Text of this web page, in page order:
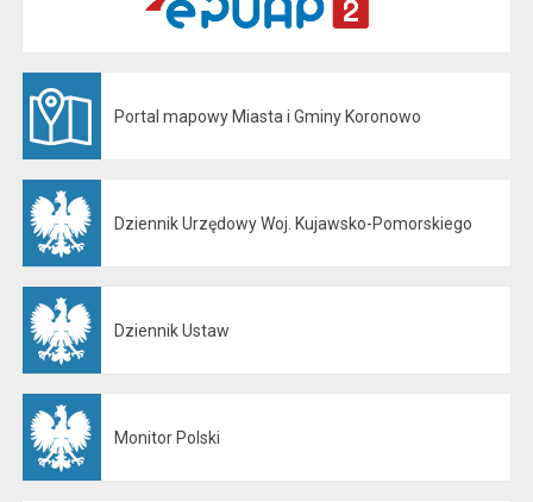
Portal mapowy Miasta i Gminy Koronowo
Dziennik Urzędowy Woj. Kujawsko-Pomorskiego
Dziennik Ustaw
Monitor Polski